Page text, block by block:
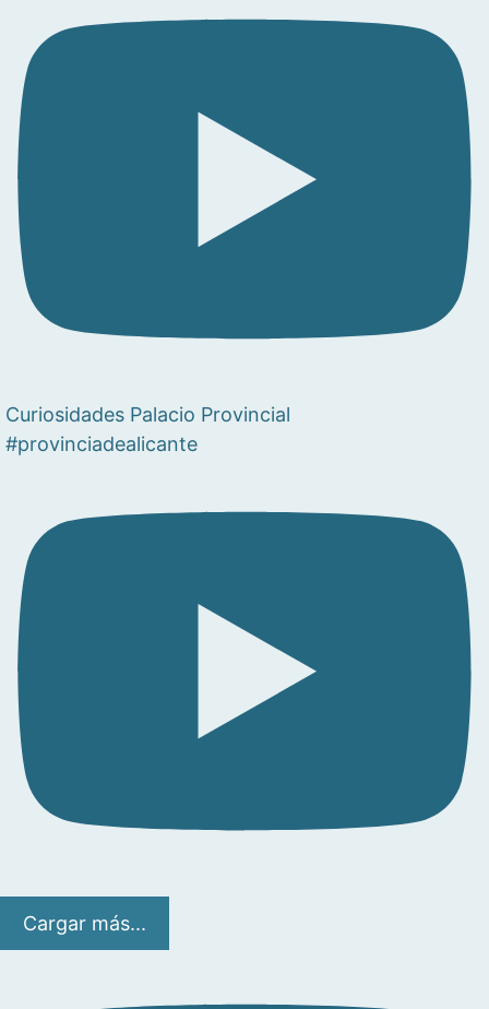
Curiosidades Palacio Provincial
#provinciadealicante
Cargar más...